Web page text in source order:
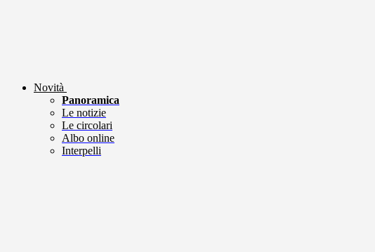
Novità
Panoramica
Le notizie
Le circolari
Albo online
Interpelli